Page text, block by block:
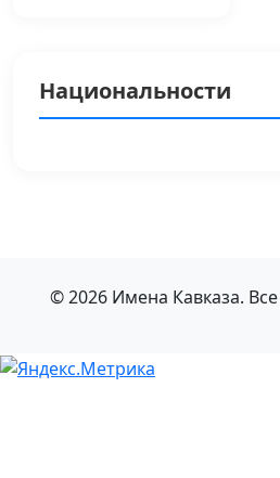
Национальности
© 2026 Имена Кавказа.